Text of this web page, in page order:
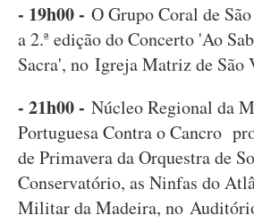
- 19h00 - O Grupo Coral de
a 2.ª edição do Concerto 'Ao
Sacra', no Igreja Matriz de
- 21h00 - Núcleo Regional da
Portuguesa Contra o Cancro
de Primavera da Orquestra de
Conservatório, as Ninfas do
Militar da Madeira, no